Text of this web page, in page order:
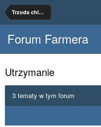
Trzoda chlewna
Forum Farmera
Utrzymanie
3 tematy w tym forum